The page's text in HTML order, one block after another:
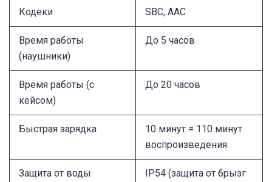
Кодеки SBC, AAC
Время работы
(наушники)
До 5 часов
Время работы (с
кейсом)
До 20 часов
Быстрая зарядка
10 минут = 110 минут
воспроизведения
Защита от воды
IP54 (защита от брызг